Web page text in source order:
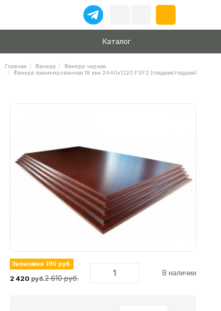
Каталог
Главная Фанера
Фанера черная
Фанера ламинированная 18 мм 2440х1220 F1/F2 (гладкая/гладкая)
Экономия 190 руб.
2 420 руб.2 610 руб.
В наличии